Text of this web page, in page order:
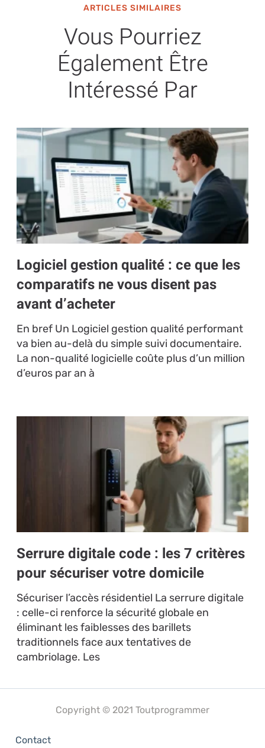
ARTICLES SIMILAIRES
Vous Pourriez
Également Être
Intéressé Par
Logiciel gestion qualité : ce que les
comparatifs ne vous disent pas
avant d’acheter
En bref Un Logiciel gestion qualité performant
va bien au-delà du simple suivi documentaire.
La non-qualité logicielle coûte plus d’un million
d’euros par an à
Serrure digitale code : les 7 critères
pour sécuriser votre domicile
Sécuriser l’accès résidentiel La serrure digitale
: celle-ci renforce la sécurité globale en
éliminant les faiblesses des barillets
traditionnels face aux tentatives de
cambriolage. Les
Copyright © 2021 Toutprogrammer
Contact